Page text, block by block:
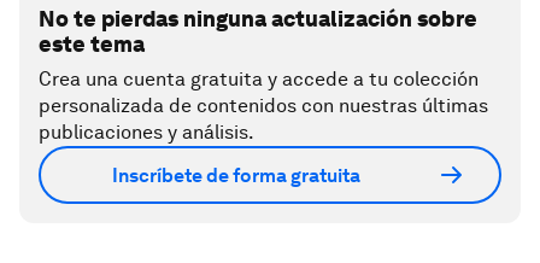
No te pierdas ninguna actualización sobre
este tema
Crea una cuenta gratuita y accede a tu colección
personalizada de contenidos con nuestras últimas
publicaciones y análisis.
Inscríbete de forma gratuita